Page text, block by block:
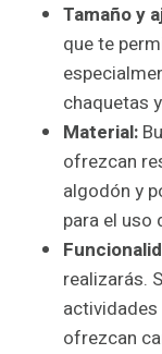
Tamaño y
que te
chaquetas
Material:
ofrezcan
algodón y
para el uso
realizarás.
actividades
ofrezcan